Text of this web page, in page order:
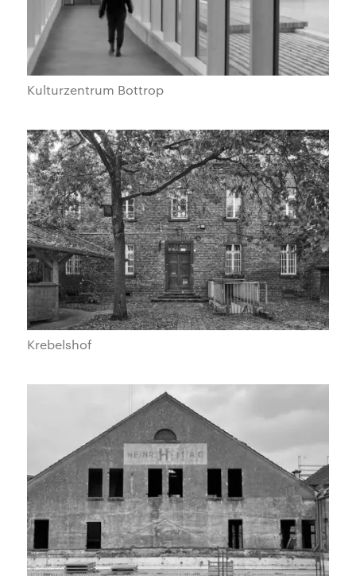
Kulturzentrum Bottrop
Krebelshof